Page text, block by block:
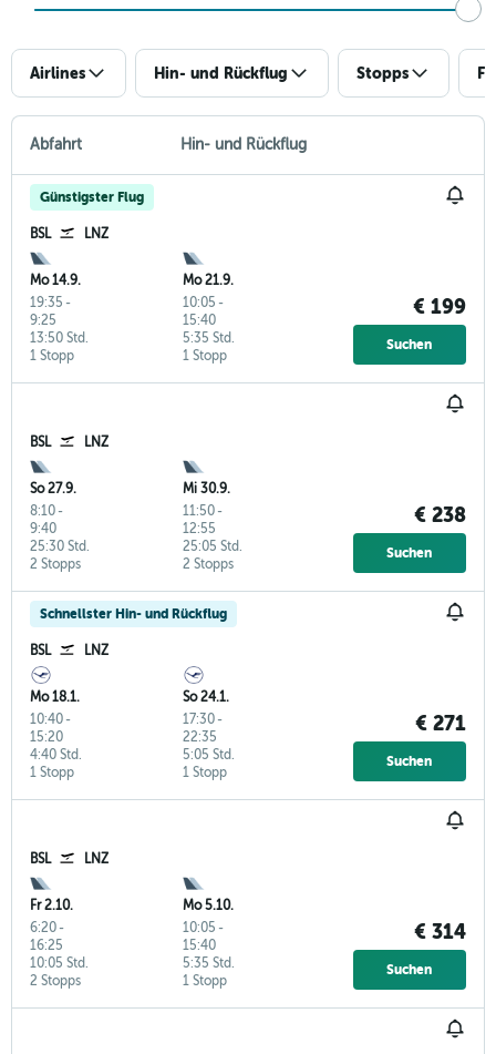
Airlines Hin- und Rückflug Stopps
Abfahrt Hin- und Rückflug
Günstigster Flug
BSL LNZ
Mo 14.9.
19:35 -
9:25
1 Stopp
13:50 Std.
Mo 21.9.
10:05 -
15:40
1 Stopp
5:35 Std.
€ 199
Suchen
BSL LNZ
So 27.9.
8:10-
9:40
2 Stopps
25:30 Std.
Mi 30.9.
11:50-
12:55
2 Stopps
25:05 Std.
€ 238
Suchen
Schnellster Hin- und Rückflug
BSL LNZ
Mo 18.1.
10:40-
15:20
1 Stopp
4:40 Std.
So 24.1.
17:30-
22:35
1 Stopp
5:05 Std.
€ 271
Suchen
BSL LNZ
Fr 2.10.
6:20-
16:25
2 Stopps
10:05 Std.
Mo 5.10.
10:05 -
15:40
1 Stopp
5:35 Std.
€ 314
Suchen